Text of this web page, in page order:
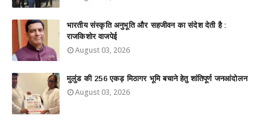
भारतीय संस्कृति अनुभूति और सहजीवन का संदेश देती है :
राजकिशोर वाजपेई
August 03, 2026
मुलुंड की 256 एकड़ मिठागर भूमि बचाने हेतु शांतिपूर्ण जनआंदोलन
August 03, 2026